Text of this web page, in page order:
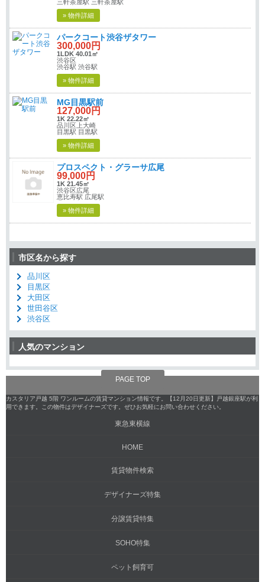
三軒茶屋駅 三軒茶屋駅
» 物件詳細
パークコート渋谷ザタワー
300,000円
1LDK 40.01㎡
渋谷区
渋谷駅 渋谷駅
» 物件詳細
MG目黒駅前
127,000円
1K 22.22㎡
品川区上大崎
目黒駅 目黒駅
» 物件詳細
プロスペクト・グラーサ広尾
99,000円
1K 21.45㎡
渋谷区広尾
恵比寿駅 広尾駅
» 物件詳細
市区名から探す
品川区
目黒区
大田区
世田谷区
渋谷区
人気のマンション
PAGE TOP
カスタリア戸越 5階 ワンルームの賃貸マンション情報です。【12月20日更新】戸越銀座駅が利
用できます。この物件はデザイナーズです。ぜひお気軽にお問い合わせください。
東急東横線
HOME
賃貸物件検索
デザイナーズ特集
分譲賃貸特集
SOHO特集
ペット飼育可